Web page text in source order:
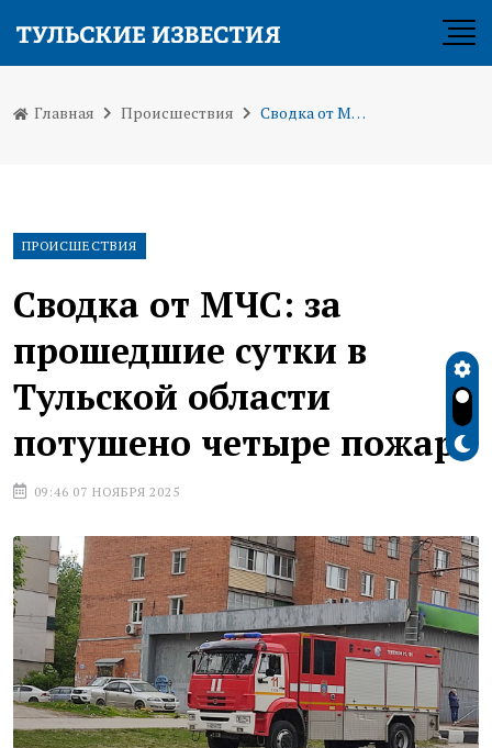
Главная Происшествия Сводка от МЧС: за прошедшие сутки в Тульской области потушено четыре пожара
ПРОИСШЕСТВИЯ
Сводка от МЧС: за
прошедшие сутки в
Тульской области
потушено четыре пожара
09:46 07 НОЯБРЯ 2025